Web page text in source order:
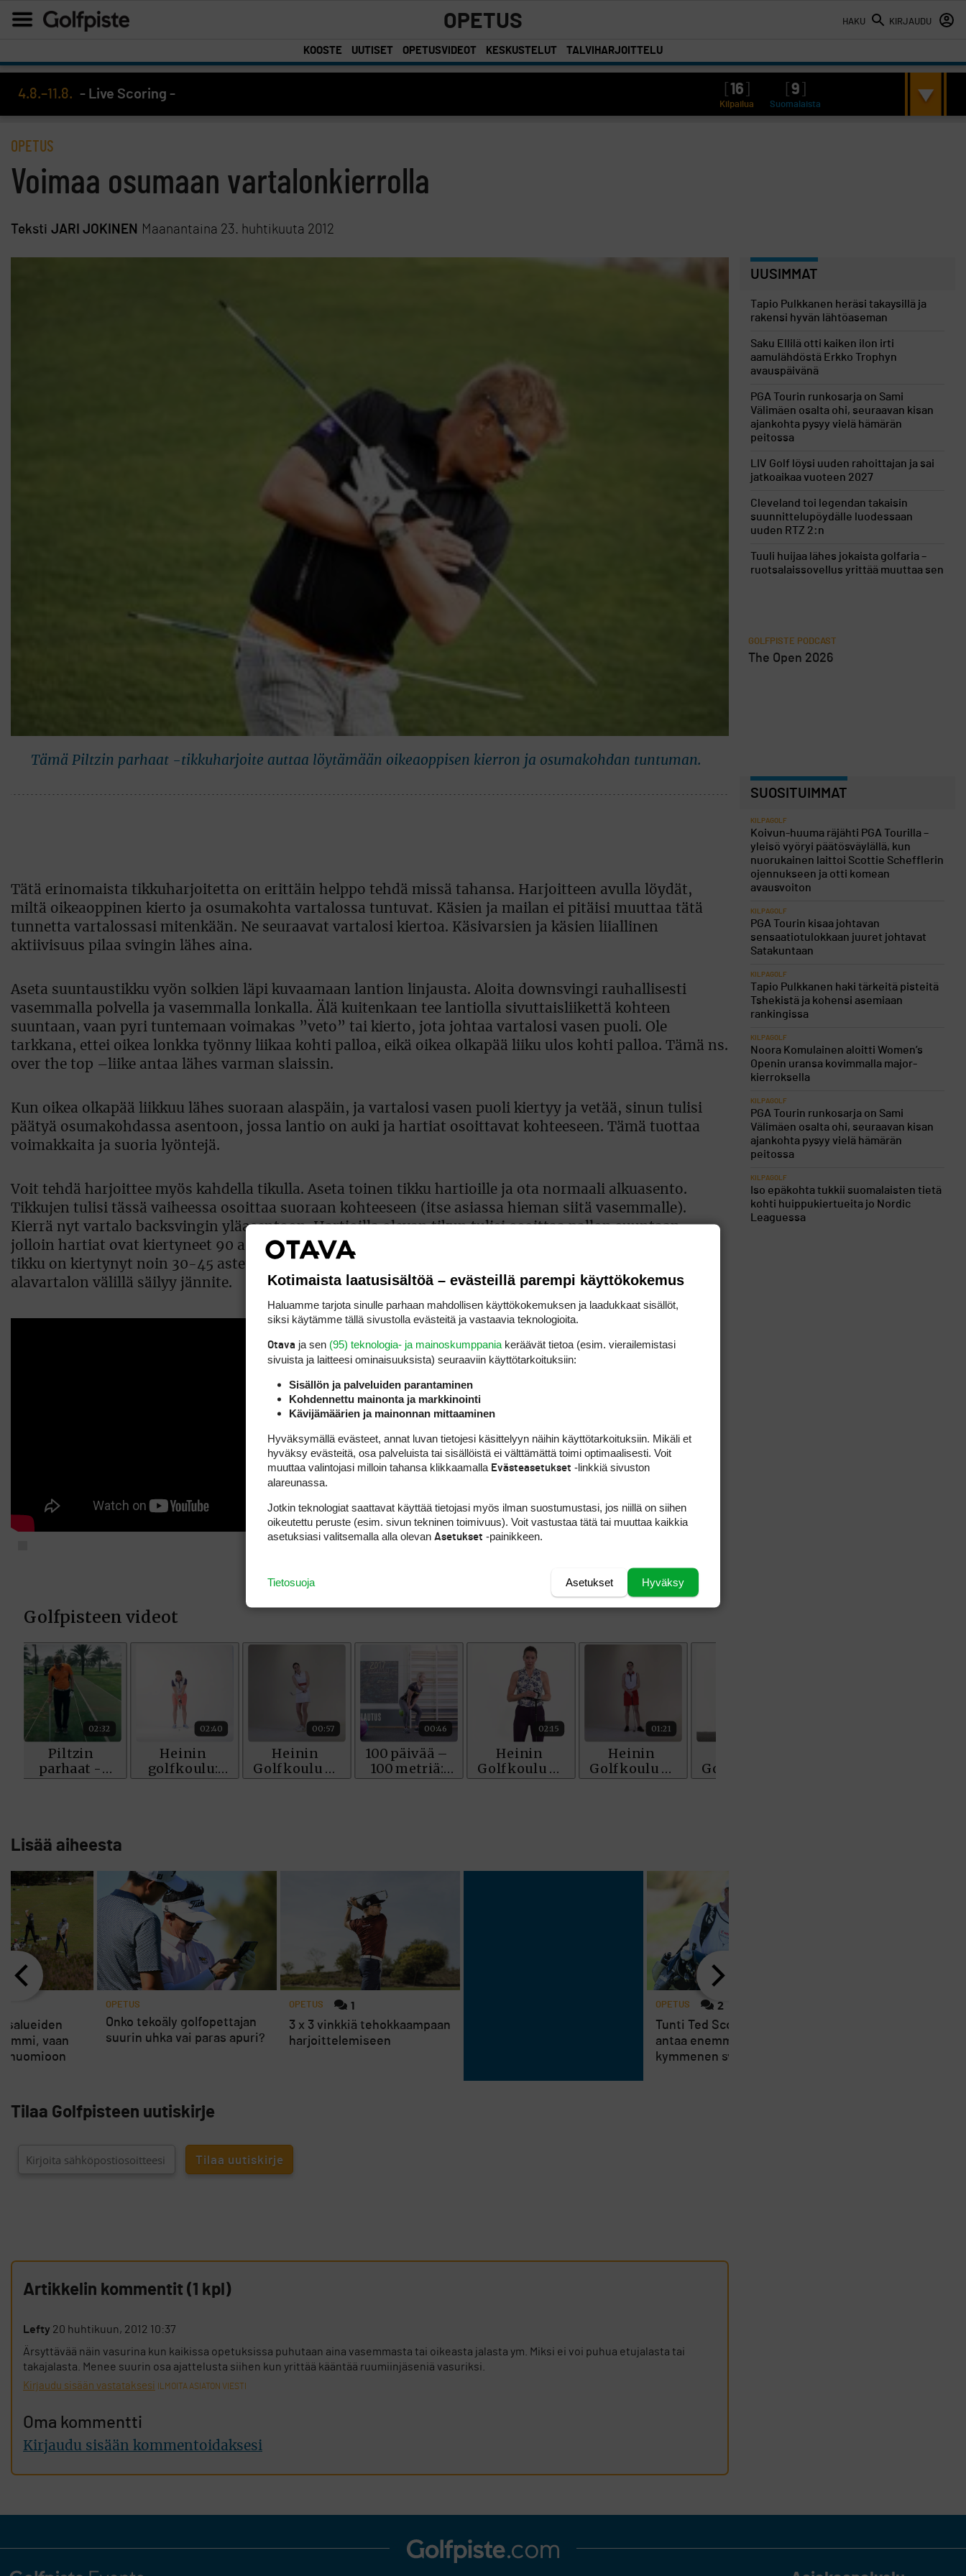
HAKU KIRJAUDU
OPETUS
KOOSTE UUTISET OPETUSVIDEOT KESKUSTELUT TALVIHARJOITTELU
4.8.–11.8. - Live Scoring - 16 9
Kilpailua Suomalaista
OPETUS
Voimaa osumaan vartalonkierrolla
Teksti JARI JOKINEN Maanantaina 23. huhtikuuta 2012
Tämä Piltzin parhaat -tikkuharjoite auttaa löytämään oikeaoppisen kierron ja osumakohdan tuntuman.
Tätä erinomaista tikkuharjoitetta on erittäin helppo tehdä missä tahansa. Harjoitteen avulla löydät,
miltä oikeaoppinen kierto ja osumakohta vartalossa tuntuvat. Käsien ja mailan ei pitäisi muuttaa tätä
tunnetta vartalossasi mitenkään. Ne seuraavat vartalosi kiertoa. Käsivarsien ja käsien liiallinen
aktiivisuus pilaa svingin lähes aina.
Aseta suuntaustikku vyön solkien läpi kuvaamaan lantion linjausta. Aloita downsvingi rauhallisesti
vasemmalla polvella ja vasemmalla lonkalla. Älä kuitenkaan tee lantiolla sivuttaisliikettä kohteen
suuntaan, vaan pyri tuntemaan voimakas ”veto” tai kierto, jota johtaa vartalosi vasen puoli. Ole
tarkkana, ettei oikea lonkka työnny liikaa kohti palloa, eikä oikea olkapää liiku ulos kohti palloa. Tämä ns.
over the top –liike antaa lähes varman slaissin.
Kun oikea olkapää liikkuu lähes suoraan alaspäin, ja vartalosi vasen puoli kiertyy ja vetää, sinun tulisi
päätyä osumakohdassa asentoon, jossa lantio on auki ja hartiat osoittavat kohteeseen. Tämä tuottaa
voimakkaita ja suoria lyöntejä.
Voit tehdä harjoittee myös kahdella tikulla. Aseta toinen tikku hartioille ja ota normaali alkuasento.
Tikkujen tulisi tässä vaiheessa osoittaa suoraan kohteeseen (itse asiassa hieman siitä vasemmalle).
Kierrä nyt vartalo backsvingin yläasentoon. Hartioilla olevan tikun tulisi osoittaa pallon suuntaan,
jolloin hartiat ovat kiertyneet 90 astetta. Vasen hartia on suoraan leukasi alapuolella. Lantiolla oleva
tikku on kiertynyt noin 30-45 astetta. Säilytä kuitenkin oikeassa polvessa pieni kulma, jotta ylä- ja
alavartalon välillä säilyy jännite.
Lisää aiheesta
OPETUS 1
3 x 3 vinkkiä tehokkaampaan
harjoittelemiseen
OPETUS 2
Tunti Ted Scottin kanssa
antaa enemmän kuin
kymmenen svingivinkkiä
vaan
huomioon
OPETUS
Onko tekoäly golfopettajan
suurin uhka vai paras apuri?
Tilaa Golfpisteen uutiskirje
Artikkelin kommentit (1 kpl)
Lefty 20 huhtikuun, 2012 10:37
Ärsyttävää näin vasurina kun kaikissa opetuksissa puhutaan aina vasemmasta tai oikeasta jalasta ym. Miksi ei voi puhua etujalasta tai
takajalasta. Menee suurin osa ajattelusta siihen kun yrittää kääntää ruumiinjäseniä vasuriksi.
Kirjaudu sisään vastataksesi ILMOITA ASIATON VIESTI
Oma kommentti
Kirjaudu sisään kommentoidaksesi
UUSIMMAT
Tapio Pulkkanen heräsi takaysillä ja
rakensi hyvän lähtöaseman
Saku Ellilä otti kaiken ilon irti
aamulähdöstä Erkko Trophyn
avauspäivänä
PGA Tourin runkosarja on Sami
Välimäen osalta ohi, seuraavan kisan
ajankohta pysyy vielä hämärän
peitossa
LIV Golf löysi uuden rahoittajan ja sai
jatkoaikaa vuoteen 2027
Cleveland toi legendan takaisin
suunnittelupöydälle luodessaan
uuden RTZ 2:n
Tuuli huijaa lähes jokaista golfaria –
ruotsalaissovellus yrittää muuttaa sen
GOLFPISTE PODCAST
The Open 2026
SUOSITUIMMAT
KILPAGOLF
Koivun-huuma räjähti PGA Tourilla –
yleisö vyöryi päätösväylällä, kun
nuorukainen laittoi Scottie Schefflerin
ojennukseen ja otti komean
avausvoiton
KILPAGOLF
PGA Tourin kisaa johtavan
sensaatiotulokkaan juuret johtavat
Satakuntaan
KILPAGOLF
Tapio Pulkkanen haki tärkeitä pisteitä
Tshekistä ja kohensi asemiaan
rankingissa
KILPAGOLF
Noora Komulainen aloitti Women’s
Openin uransa kovimmalla major-
kierroksella
KILPAGOLF
PGA Tourin runkosarja on Sami
Välimäen osalta ohi, seuraavan kisan
ajankohta pysyy vielä hämärän
peitossa
KILPAGOLF
Iso epäkohta tukkii suomalaisten tietä
kohti huippukiertueita jo Nordic
Leaguessa
Kotimaista laatusisältöä – evästeillä parempi käyttökokemus
Haluamme tarjota sinulle parhaan mahdollisen käyttökokemuksen ja laadukkaat sisällöt,
siksi käytämme tällä sivustolla evästeitä ja vastaavia teknologioita.
Otava ja sen (95) teknologia- ja mainoskumppania keräävät tietoa (esim. vierailemis­tasi
sivuista ja laitteesi ominaisuuk­sista) seuraaviin käyttötarkoituksiin:
Sisällön ja palveluiden parantaminen
Kohdennettu mainonta ja markkinointi
Kävijämäärien ja mainonnan mittaaminen
Hyväksymällä evästeet, annat luvan tietojesi käsittelyyn näihin käyttötarkoituksiin. Mikäli et
hyväksy evästeitä, osa palveluista tai sisällöistä ei välttämättä toimi optimaalisesti. Voit
muuttaa valintojasi milloin tahansa klikkaamalla Evästeasetukset -linkkiä sivuston
alareunassa.
Jotkin teknologiat saattavat käyttää tietojasi myös ilman suostumustasi, jos niillä on siihen
oikeutettu peruste (esim. sivun tekninen toimivuus). Voit vastustaa tätä tai muuttaa kaikkia
asetuksiasi valitsemalla alla olevan Asetukset -painikkeen.
Hyväksy
Asetukset
Tietosuoja